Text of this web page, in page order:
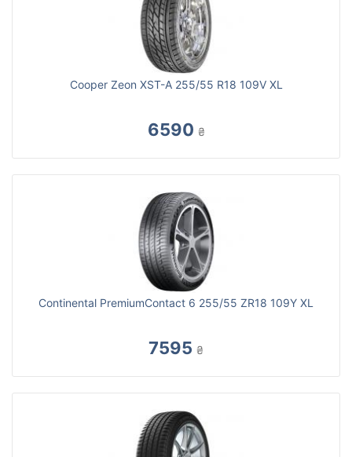
Cooper Zeon XST-A 255/55 R18 109V XL
6590 ₴
Continental PremiumContact 6 255/55 ZR18 109Y XL
7595 ₴